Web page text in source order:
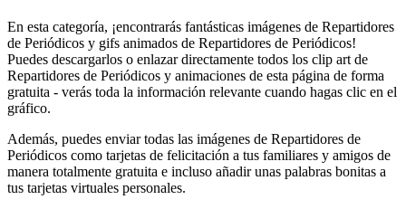
En esta categoría, ¡encontrarás fantásticas imágenes de Repartidores
de Periódicos y gifs animados de Repartidores de Periódicos!
Puedes descargarlos o enlazar directamente todos los clip art de
Repartidores de Periódicos y animaciones de esta página de forma
gratuita - verás toda la información relevante cuando hagas clic en el
gráfico.
Además, puedes enviar todas las imágenes de Repartidores de
Periódicos como tarjetas de felicitación a tus familiares y amigos de
manera totalmente gratuita e incluso añadir unas palabras bonitas a
tus tarjetas virtuales personales.